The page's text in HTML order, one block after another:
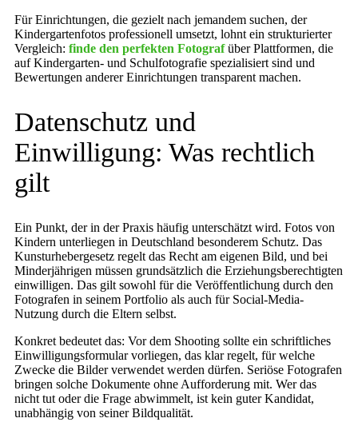
Für Einrichtungen, die gezielt nach jemandem suchen, der
Kindergartenfotos professionell umsetzt, lohnt ein strukturierter
Vergleich: finde den perfekten Fotografüber Plattformen, die
auf Kindergarten- und Schulfotografie spezialisiert sind und
Bewertungen anderer Einrichtungen transparent machen.
Datenschutz und
Einwilligung: Was rechtlich
gilt
Ein Punkt, der in der Praxis häufig unterschätzt wird. Fotos von
Kindern unterliegen in Deutschland besonderem Schutz. Das
Kunsturhebergesetz regelt das Recht am eigenen Bild, und bei
Minderjährigen müssen grundsätzlich die Erziehungsberechtigten
einwilligen. Das gilt sowohl für die Veröffentlichung durch den
Fotografen in seinem Portfolio als auch für Social-Media-
Nutzung durch die Eltern selbst.
Konkret bedeutet das: Vor dem Shooting sollte ein schriftliches
Einwilligungsformular vorliegen, das klar regelt, für welche
Zwecke die Bilder verwendet werden dürfen. Seriöse Fotografen
bringen solche Dokumente ohne Aufforderung mit. Wer das
nicht tut oder die Frage abwimmelt, ist kein guter Kandidat,
unabhängig von seiner Bildqualität.